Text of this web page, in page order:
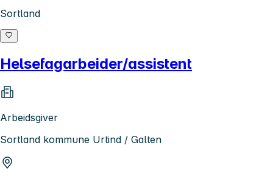
Sortland
Helsefagarbeider/assistent
Arbeidsgiver
Sortland kommune Urtind / Galten